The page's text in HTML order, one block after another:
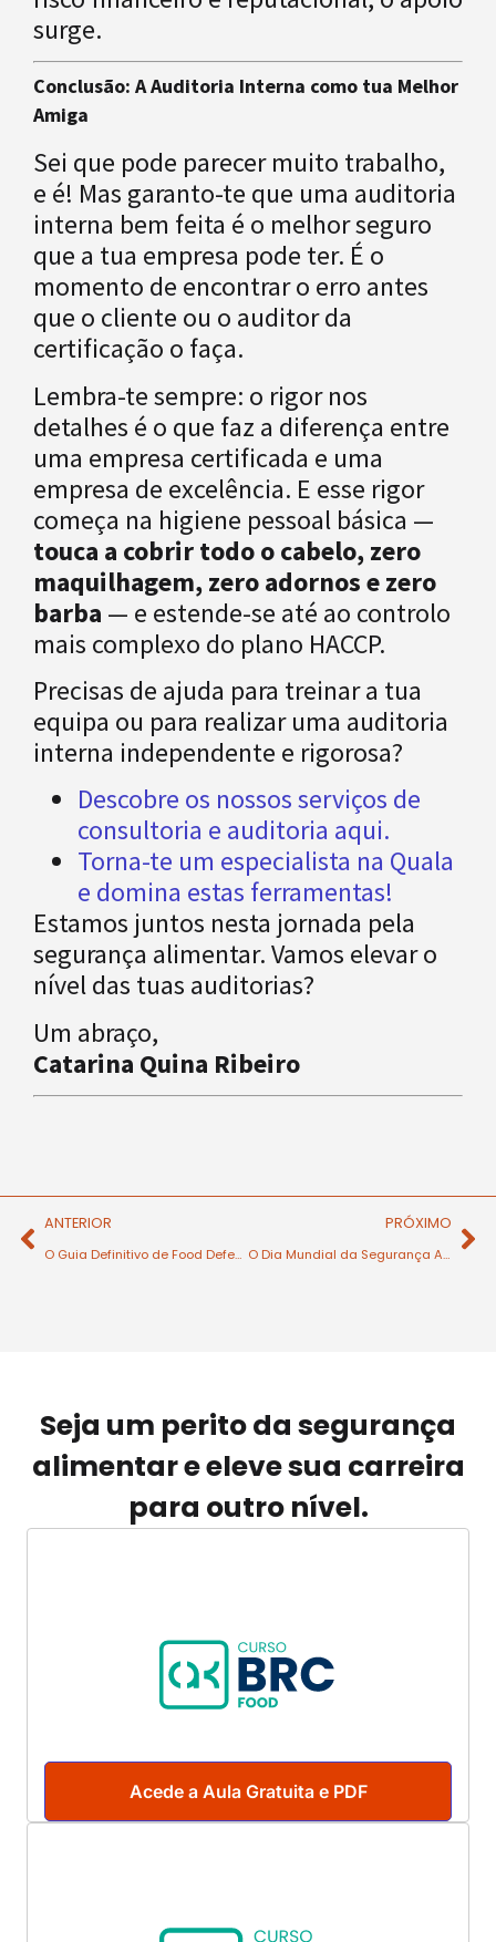
surge.
Conclusão: A Auditoria Interna como tua Melhor
Amiga
Sei que pode parecer muito trabalho,
e é! Mas garanto-te que uma auditoria
interna bem feita é o melhor seguro
que a tua empresa pode ter. É o
momento de encontrar o erro antes
que o cliente ou o auditor da
certificação o faça.
Lembra-te sempre: o rigor nos
detalhes é o que faz a diferença entre
uma empresa certificada e uma
empresa de excelência. E esse rigor
começa na higiene pessoal básica —
touca a cobrir todo o cabelo, zero
maquilhagem, zero adornos e zero
barba — e estende-se até ao controlo
mais complexo do plano HACCP.
Precisas de ajuda para treinar a tua
equipa ou para realizar uma auditoria
interna independente e rigorosa?
Descobre os nossos serviços de
consultoria e auditoria aqui.
Torna-te um especialista na Quala
e domina estas ferramentas!
Estamos juntos nesta jornada pela
segurança alimentar. Vamos elevar o
nível das tuas auditorias?
Um abraço,
Catarina Quina Ribeiro
ANTERIOR
O Guia Definitivo de Food Defense e Fraude Alimentar: Proteja o seu Negócio em 2026
PRÓXIMO
O Dia Mundial da Segurança Alimentar já passou. Agora é altura de continuar o trabalho.
Seja um perito da segurança
alimentar e eleve sua carreira
para outro nível.
Acede a Aula Gratuita e PDF